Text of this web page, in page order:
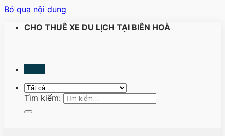
Bỏ qua nội dung
CHO THUÊ XE DU LỊCH TẠI BIÊN HOÀ
Tìm kiếm: